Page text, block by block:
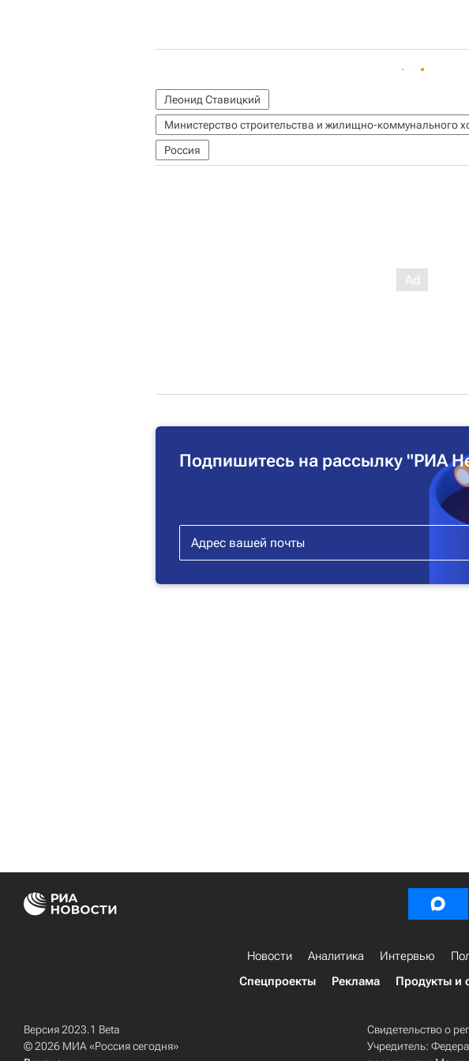
Леонид Ставицкий
Министерство строительства и жилищно-коммунального
Россия
Подпишитесь на рассылку "РИА
Новости Аналитика Интервью
Спецпроекты
Реклама Продукты и
Версия 2023.1 Beta
© 2026 МИА «Россия сегодня»
Свидетельство о
Учредитель: